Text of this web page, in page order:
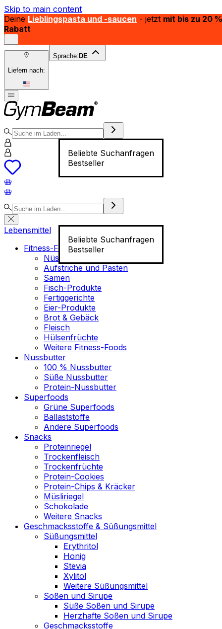
Skip to main content
Deine Lieblingspasta und -saucen - jetzt mit bis zu 20 %
Rabatt
Liefern nach:
Sprache: DE
Beliebte Suchanfragen
Bestseller
Beliebte Suchanfragen
Bestseller
Lebensmittel
Fitness-Food
Nüsse
Aufstriche und Pasten
Samen
Fisch-Produkte
Fertiggerichte
Eier-Produkte
Brot & Gebäck
Fleisch
Hülsenfrüchte
Weitere Fitness-Foods
Nussbutter
100 % Nussbutter
Süße Nussbutter
Protein-Nussbutter
Superfoods
Grüne Superfoods
Ballaststoffe
Andere Superfoods
Snacks
Proteinriegel
Trockenfleisch
Trockenfrüchte
Protein-Cookies
Protein-Chips & Kräcker
Müsliriegel
Schokolade
Weitere Snacks
Geschmacksstoffe & Süßungsmittel
Süßungsmittel
Erythritol
Honig
Stevia
Xylitol
Weitere Süßungsmittel
Soßen und Sirupe
Süße Soßen und Sirupe
Herzhafte Soßen und Sirupe
Geschmacksstoffe